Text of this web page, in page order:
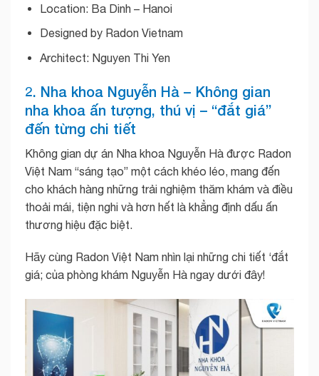
Location: Ba Dinh – Hanoi
Designed by Radon Vietnam
Architect: Nguyen Thi Yen
2. Nha khoa Nguyễn Hà – Không gian
nha khoa ấn tượng, thú vị – “đắt giá”
đến từng chi tiết
Không gian dự án Nha khoa Nguyễn Hà được Radon
Việt Nam “sáng tạo” một cách khéo léo, mang đến
cho khách hàng những trải nghiệm thăm khám và điều
thoải mái, tiện nghi và hơn hết là khẳng định dấu ấn
thương hiệu đặc biệt.
Hãy cùng Radon Việt Nam nhìn lại những chi tiết ‘đắt
giá; của phòng khám Nguyễn Hà ngay dưới đây!